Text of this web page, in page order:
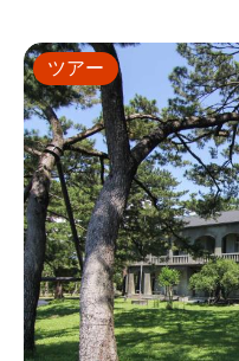
ツアー